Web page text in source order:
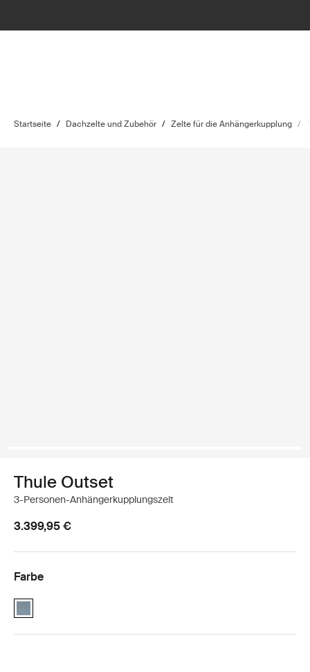
Startseite / Dachzelte und Zubehör / Zelte für die Anhängerkupplung /
Thule Outset
3-Personen-Anhängerkupplungszelt
3.399,95 €
Farbe
Thule Outset Towbar dunkler Schiefer (selected)